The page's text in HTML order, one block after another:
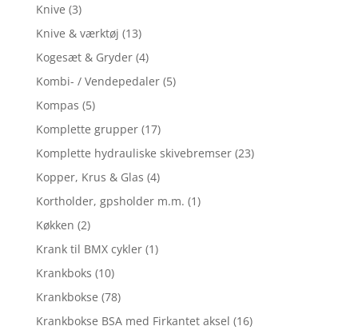
Knive (3)
Knive & værktøj (13)
Kogesæt & Gryder (4)
Kombi- / Vendepedaler (5)
Kompas (5)
Komplette grupper (17)
Komplette hydrauliske skivebremser (23)
Kopper, Krus & Glas (4)
Kortholder, gpsholder m.m. (1)
Køkken (2)
Krank til BMX cykler (1)
Krankboks (10)
Krankbokse (78)
Krankbokse BSA med Firkantet aksel (16)